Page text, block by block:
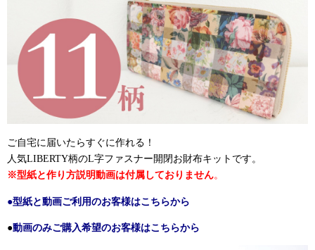
ご自宅に届いたらすぐに作れる！
人気LIBERTY柄のL字ファスナー開閉お財布キットです。
※型紙と作り方説明動画は付属しておりません。
●型紙と動画ご利用のお客様はこちらから
●動画のみご購入希望のお客様はこちらから